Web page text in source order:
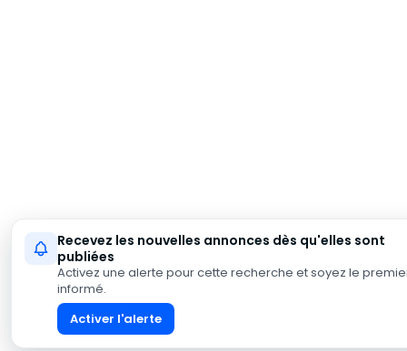
Recevez les nouvelles annonces dès qu'elles sont
publiées
Activez une alerte pour cette recherche et soyez le
informé.
Activer l'alerte